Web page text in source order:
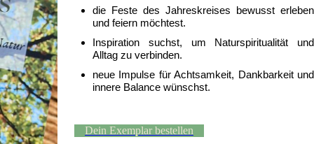
die Feste des Jahreskreises bewusst erleben
und feiern möchtest.
Inspiration suchst, um Naturspiritualität und
Alltag zu verbinden.
neue Impulse für Achtsamkeit, Dankbarkeit und
innere Balance wünschst.
Dein Exemplar bestellen